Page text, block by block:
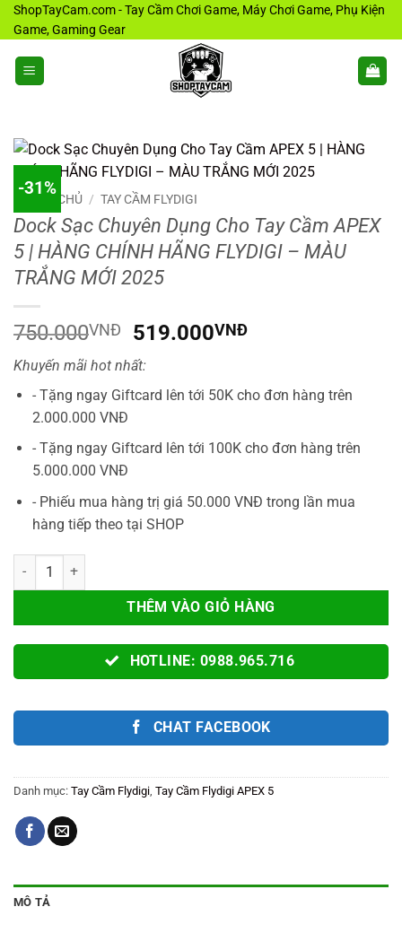
Bỏ
qua
nội
dung
ShopTayCam.com - Tay Cầm Chơi Game, Máy Chơi Game, Phụ Kiện
Game, Gaming Gear
-31%
TRANG CHỦ / TAY CẦM FLYDIGI
Dock Sạc Chuyên Dụng Cho Tay Cầm APEX
5 | HÀNG CHÍNH HÃNG FLYDIGI – MÀU
TRẮNG MỚI 2025
750.000VNĐ
Giá
gốc
là:
750.000VNĐ.
519.000VNĐGiá
là:
Khuyến mãi hot nhất:
- Tặng ngay Giftcard lên tới 50K cho đơn hàng trên
2.000.000 VNĐ
- Tặng ngay Giftcard lên tới 100K cho đơn hàng trên
5.000.000 VNĐ
- Phiếu mua hàng trị giá 50.000 VNĐ trong lần mua
hàng tiếp theo tại SHOP
Dock Sạc Chuyên Dụng Cho Tay Cầm APEX 5 | HÀNG CHÍNH HÃNG
THÊM VÀO GIỎ HÀNG
HOTLINE: 0988.965.716
CHAT FACEBOOK
Danh mục: Tay Cầm Flydigi Tay Cầm Flydigi APEX 5
MÔ TẢ